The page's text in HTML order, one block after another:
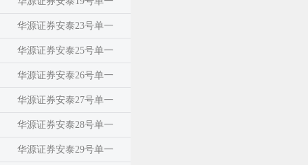
华源证券安泰23号单一
华源证券安泰25号单一
华源证券安泰26号单一
华源证券安泰27号单一
华源证券安泰28号单一
华源证券安泰29号单一